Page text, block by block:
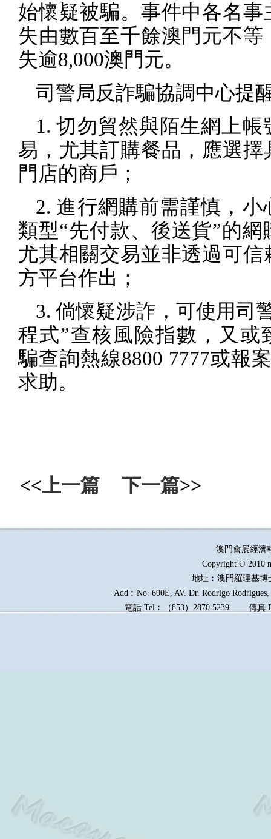
始懷疑被騙。事件中各名事
失由數百至千餘澳門元不等
失逾8,000澳門元。
司警局反詐騙協調中心提
1.切勿貿然與陌生網上帳
易，尤其訂購餐品，應選擇
門店的商戶；
2. 進行網購前需謹慎，小
類型“先付款、後送貨”的網
尤其相關交易並非透過可信
方平台作出；
3.倘懷疑涉詐，可使用司
程式”查核風險指數，又或
騙查詢熱線8800 7777或報
求助。
<<上一篇 下一篇>>
澳門會展經
Copyright © 2010
地址︰澳門羅理基博
Add︰No. 600E, AV. Dr. Rodrigo
電話 Tel︰（853）2870 5239傳真